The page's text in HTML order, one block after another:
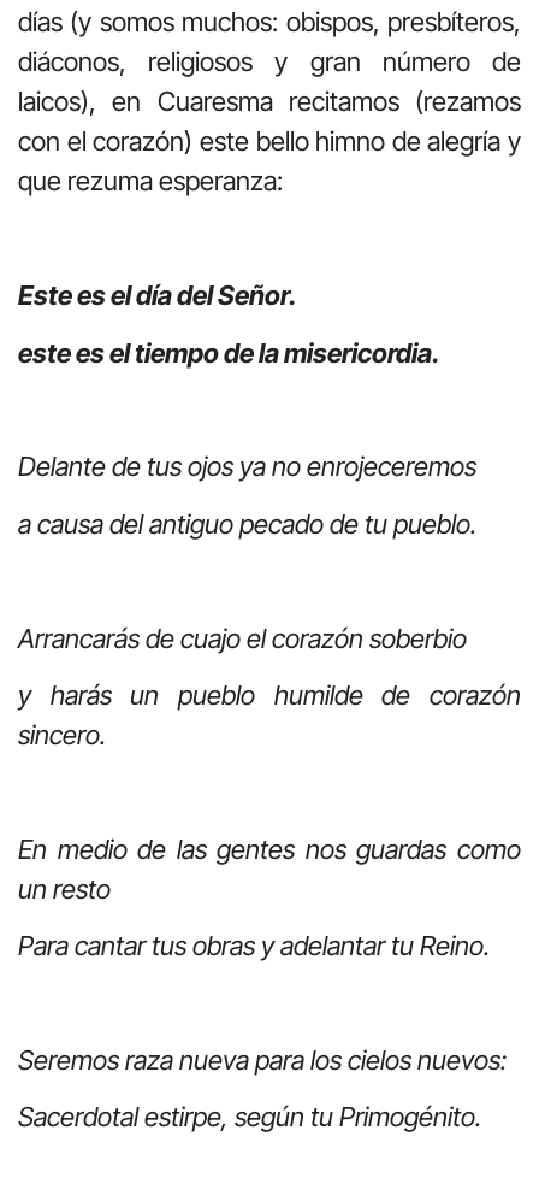
días (y somos muchos: obispos, presbíteros,
diáconos, religiosos y gran número de
laicos), en Cuaresma recitamos (rezamos
con el corazón) este bello himno de alegría y
que rezuma esperanza:
Este es el día del Señor.
este es el tiempo de la misericordia.
Delante de tus ojos ya no enrojeceremos
a causa del antiguo pecado de tu pueblo.
Arrancarás de cuajo el corazón soberbio
y harás un pueblo humilde de corazón
sincero.
En medio de las gentes nos guardas como
un resto
Para cantar tus obras y adelantar tu Reino.
Seremos raza nueva para los cielos nuevos:
Sacerdotal estirpe, según tu Primogénito.